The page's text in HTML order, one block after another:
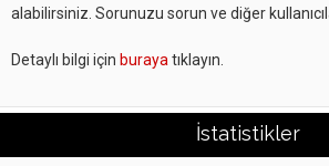
alabilirsiniz. Sorunuzu sorun ve diğer
Detaylı bilgi için buraya tıklayın.
İstatistikler